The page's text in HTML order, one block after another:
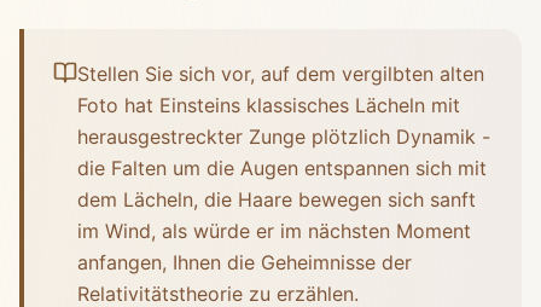
Stellen Sie sich vor, auf dem vergilbten alten
Foto hat Einsteins klassisches Lächeln mit
herausgestreckter Zunge plötzlich Dynamik -
die Falten um die Augen entspannen sich mit
dem Lächeln, die Haare bewegen sich sanft
im Wind, als würde er im nächsten Moment
anfangen, Ihnen die Geheimnisse der
Relativitätstheorie zu erzählen.